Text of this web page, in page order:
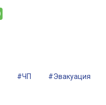
#ЧП #Эвакуация